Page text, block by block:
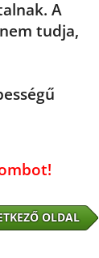
A
tudja,
OLDAL